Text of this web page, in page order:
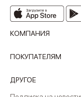
КОМПАНИЯ
ПОКУПАТЕЛЯМ
ДРУГОЕ